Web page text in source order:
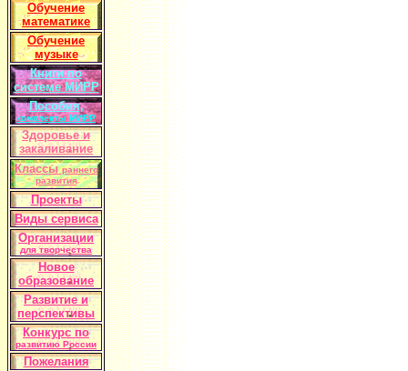
Обучение
математике
Обучение
музыке
Книги по
системе МИРР
Пособия,
комплекты МИРР
Здоровье и
закаливание
Классыраннего
развития
Проекты
Виды сервиса
Организации
для творчества
Новое
образование
Развитие и
перспективы
Конкурс по
развитию России
Пожелания